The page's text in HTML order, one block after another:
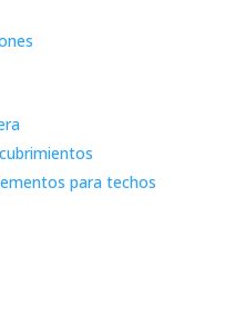
para techos